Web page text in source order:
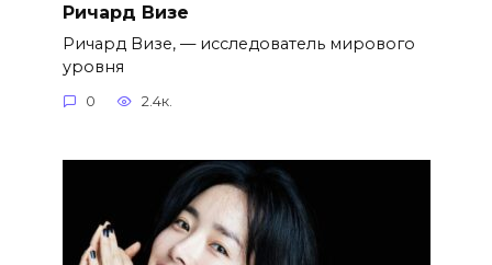
Ричард Визе
Ричард Визе, — исследователь мирового
уровня
0 2.4к.